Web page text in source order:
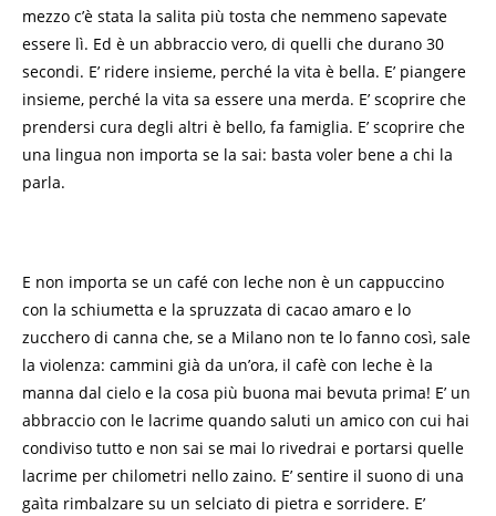
mezzo c’è stata la salita più tosta che nemmeno sapevate
essere lì. Ed è un abbraccio vero, di quelli che durano 30
secondi. E’ ridere insieme, perché la vita è bella. E’ piangere
insieme, perché la vita sa essere una merda. E’ scoprire che
prendersi cura degli altri è bello, fa famiglia. E’ scoprire che
una lingua non importa se la sai: basta voler bene a chi la
parla.
E non importa se un café con leche non è un cappuccino
con la schiumetta e la spruzzata di cacao amaro e lo
zucchero di canna che, se a Milano non te lo fanno così, sale
la violenza: cammini già da un’ora, il cafè con leche è la
manna dal cielo e la cosa più buona mai bevuta prima! E’ un
abbraccio con le lacrime quando saluti un amico con cui hai
condiviso tutto e non sai se mai lo rivedrai e portarsi quelle
lacrime per chilometri nello zaino. E’ sentire il suono di una
gaìta rimbalzare su un selciato di pietra e sorridere. E’